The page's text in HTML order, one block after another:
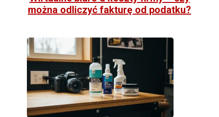
można odliczyć fakturę od podatku?